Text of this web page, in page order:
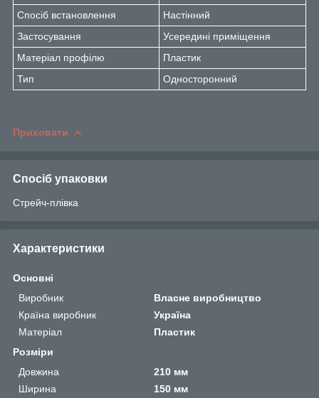
Спосіб встановлення
Настінний
Застосування
Усередині приміщення
Матеріал профілю
Пластик
Тип
Односторонний
Приховати
Спосіб упаковки
Стрейч-плівка
Характеристики
Основні
Виробник
Власне виробництво
Країна виробник
Україна
Матеріал
Пластик
Розміри
Довжина
210 мм
Ширина
150 мм